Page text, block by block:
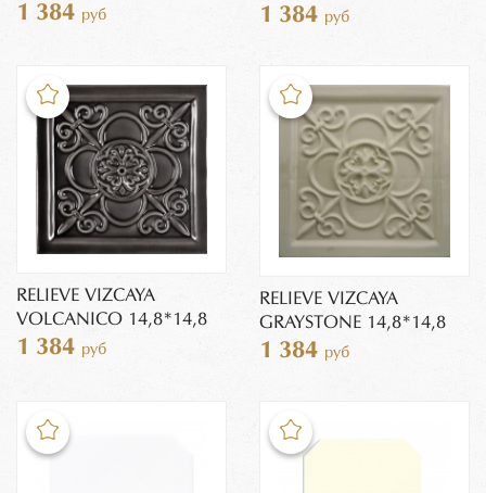
1 384 руб 1 384 руб
RELIEVE VIZCAYA
VOLCANICO 14,8*14,8
1 384 руб
RELIEVE VIZCAYA
GRAYSTONE 14,8*14,8
1 384 руб